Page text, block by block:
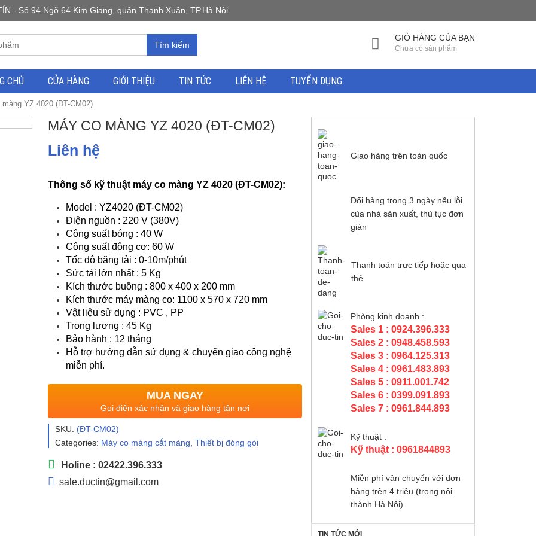
- Số 94 Ngõ 64 Kim Giang, quận Thanh Xuân, TP.Hà Nội
Tìm kiếm
GIỎ HÀNG CỦA BẠN
Chưa có sản phẩm
CHỦ CỬA HÀNG GIỚI THIỆU TIN TỨC LIÊN HỆ TUYỂN DỤNG
YZ 4020 (ĐT-CM02)
MÁY CO MÀNG YZ 4020 (ĐT-CM02)
Liên hệ
Thông số kỹ thuật máy co màng YZ 4020 (ĐT-CM02):
Model : YZ4020 (ĐT-CM02)
Điện nguồn : 220 V (380V)
Công suất bóng : 40 W
Công suất động cơ: 60 W
Tốc độ băng tải : 0-10m/phút
Sức tải lớn nhất : 5 Kg
Kích thước buồng : 800 x 400 x 200 mm
Kích thước máy màng co: 1100 x 570 x 720 mm
Vật liệu sử dụng : PVC , PP
Trọng lượng : 45 Kg
Bảo hành : 12 tháng
Hỗ trợ hướng dẫn sử dụng & chuyển giao công nghệ
miễn phí.
MUA NGAY
Gọi điện xác nhận và giao hàng tận nơi
SKU: (ĐT-CM02)
Categories: Máy co màng cắt màng Thiết bị đóng gói
Holine : 02422.396.333
sale.ductin@gmail.com
Giao hàng trên toàn quốc
Đổi hàng trong 3 ngày nếu lỗi
của nhà sản xuất, thủ tục đơn
giản
Thanh toán trực tiếp hoặc qua
thẻ
Phòng kinh doanh :
Sales 1 : 0924.396.333
Sales 2 : 0948.458.593
Sales 3 : 0964.125.313
Sales 4 : 0961.483.893
Sales 5 : 0911.001.742
Sales 6 : 0399.091.893
Sales 7 : 0961.844.893
Kỹ thuật :
Kỹ thuật : 0961844893
Miễn phí vận chuyển với đơn
hàng trên 4 triệu (trong nội
thành Hà Nội)
TIN TỨC MỚI